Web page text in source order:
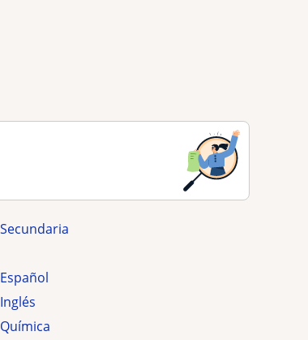
secundaria
Español
Inglés
Química